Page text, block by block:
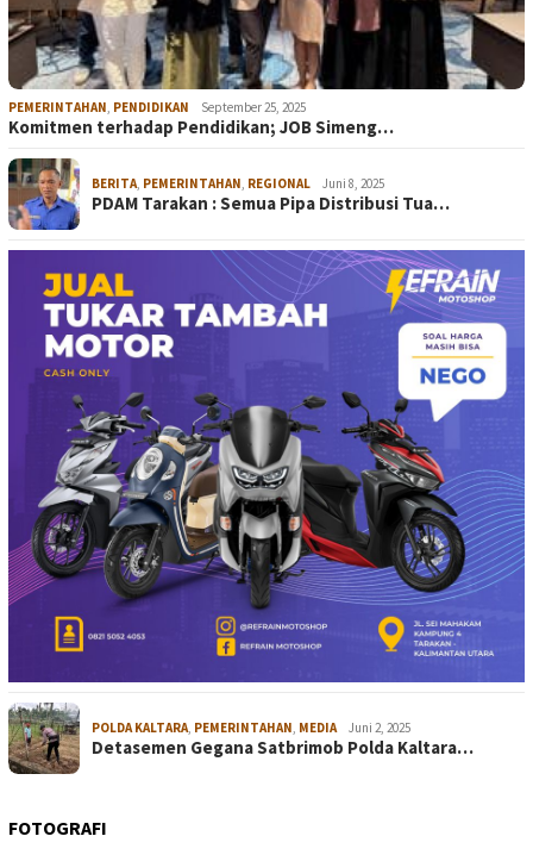
PEMERINTAHAN PENDIDIKAN September 25, 2025
Komitmen terhadap Pendidikan; JOB Simeng…
BERITA PEMERINTAHAN REGIONAL Juni 8, 2025
PDAM Tarakan : Semua Pipa Distribusi Tua…
POLDA KALTARA, PEMERINTAHAN, MEDIA Juni 2, 2025
Detasemen Gegana Satbrimob Polda Kaltara…
FOTOGRAFI